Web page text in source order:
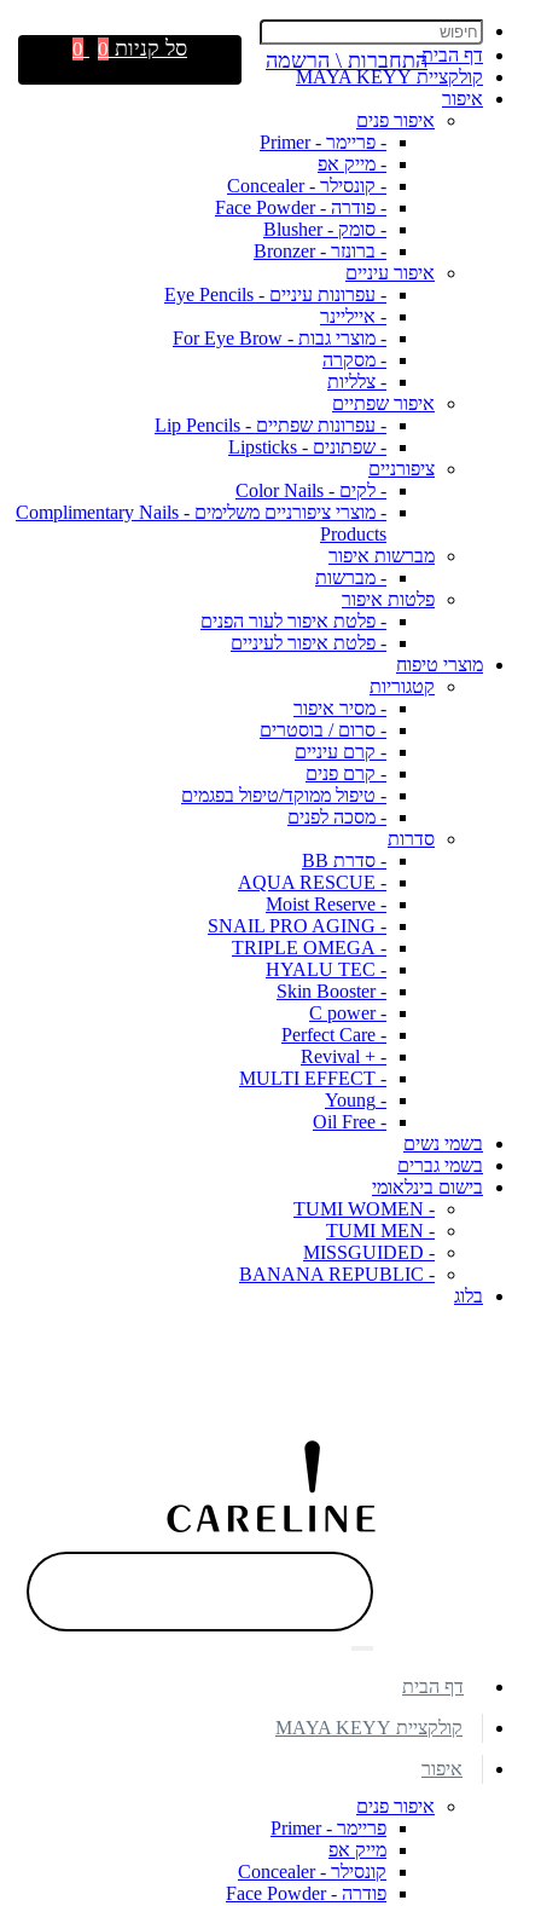
דף הבית
קולקציית MAYA KEYY
איפור
איפור פנים
- פריימר - Primer
- מייק אפ
- קונסילר - Concealer
- פודרה - Face Powder
- סומק - Blusher
- ברונזר - Bronzer
איפור עיניים
- עפרונות עיניים - Eye Pencils
- אייליינר
- מוצרי גבות - For Eye Brow
- מסקרה
- צלליות
איפור שפתיים
- עפרונות שפתיים - Lip Pencils
- שפתונים - Lipsticks
ציפורניים
- לקים - Color Nails
- מוצרי ציפורניים משלימים - Complimentary Nails
Products
מברשות איפור
- מברשות
פלטות איפור
- פלטת איפור לעור הפנים
- פלטת איפור לעיניים
מוצרי טיפוח
קטגוריות
- מסיר איפור
- סרום / בוסטרים
- קרם עיניים
- קרם פנים
- טיפול ממוקד/טיפול בפגמים
- מסכה לפנים
סדרות
- סדרת BB
- AQUA RESCUE
- Moist Reserve
- SNAIL PRO AGING
- TRIPLE OMEGA
- HYALU TEC
- Skin Booster
- C power
- Perfect Care
- + Revival
- MULTI EFFECT
- Young
- Oil Free
בשמי נשים
בשמי גברים
בישום בינלאומי
- TUMI WOMEN
- TUMI MEN
- MISSGUIDED
- BANANA REPUBLIC
בלוג
התחברות \ הרשמה סל קניות 0
0
דף הבית
קולקציית MAYA KEYY
איפור
איפור פנים
פריימר - Primer
מייק אפ
קונסילר - Concealer
פודרה - Face Powder